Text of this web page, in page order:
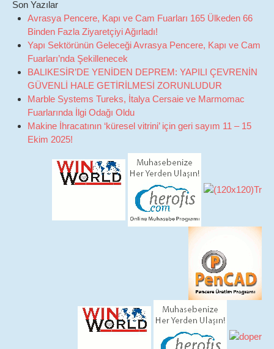
Son Yazılar
Avrasya Pencere, Kapı ve Cam Fuarları 165 Ülkeden 66
Binden Fazla Ziyaretçiyi Ağırladı!
Yapı Sektörünün Geleceği Avrasya Pencere, Kapı ve Cam
Fuarları’nda Şekillenecek
BALIKESİR’DE YENİDEN DEPREM: YAPILI ÇEVRENİN
GÜVENLİ HALE GETİRİLMESİ ZORUNLUDUR
Marble Systems Tureks, İtalya Cersaie ve Marmomac
Fuarlarında İlgi Odağı Oldu
Makine İhracatının ‘küresel vitrini’ için geri sayım 11 – 15
Ekim 2025!